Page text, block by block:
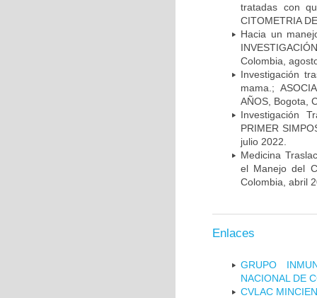
tratadas con
CITOMETRIA
Hacia un
Colombia,
Investigación
mama.;
AÑOS, Bogota,
Investigación
PRIMER
julio 2022.
Medicina
el Manejo del
Colombia, abril
Enlaces
GRUPO
NACIONAL DE
CVLAC